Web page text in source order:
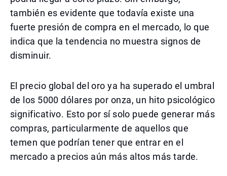
también es evidente que todavía existe una
fuerte presión de compra en el mercado, lo que
indica que la tendencia no muestra signos de
disminuir.
El precio global del oro ya ha superado el umbral
de los 5000 dólares por onza, un hito psicológico
significativo. Esto por sí solo puede generar más
compras, particularmente de aquellos que
temen que podrían tener que entrar en el
mercado a precios aún más altos más tarde.